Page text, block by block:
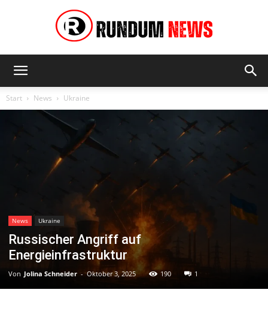
Start News Ukraine
News Ukraine
Russischer Angriff auf
Energieinfrastruktur
Von Jolina Schneider - Oktober 3, 2025 190 1